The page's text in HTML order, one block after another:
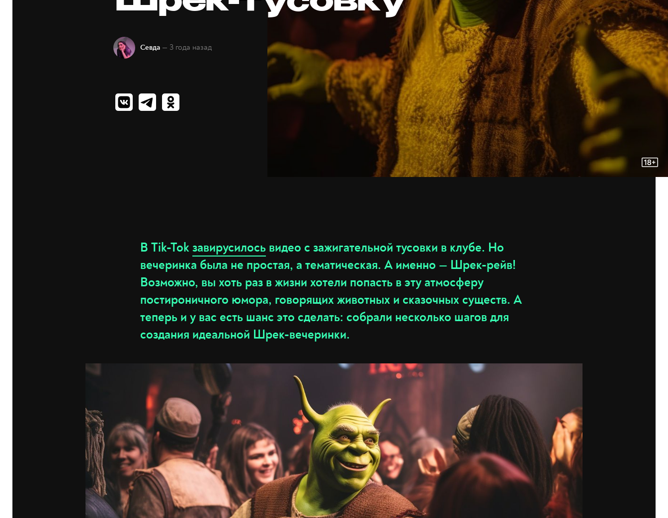
Севда — 3 года назад
В Tik-Tokзавирусилось видео с зажигательной тусовки в клубе. Но
вечеринка была не простая, а тематическая. А именно — Шрек-рейв!
Возможно, вы хоть раз в жизни хотели попасть в эту атмосферу
постироничного юмора, говорящих животных и сказочных существ. А
теперь и у вас есть шанс это сделать: собрали несколько шагов для
создания идеальной Шрек-вечеринки.